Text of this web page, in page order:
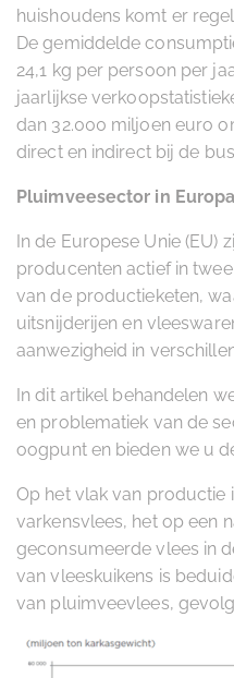
huishoudens komt er
De gemiddelde
24,1 kg per persoon per
jaarlijkse
dan 32.000 miljoen euro
direct en indirect bij de
Pluimveesector in Europa
In de Europese Unie (EU)
producenten actief in
van de productieketen,
uitsnijderijen en
aanwezigheid in
In dit artikel behandelen
en problematiek van de
oogpunt en bieden we u
Op het vlak van productie
varkensvlees, het op een
geconsumeerde vlees in
van vleeskuikens is
van pluimveevlees,